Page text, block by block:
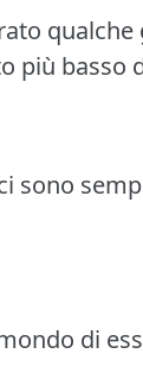
qualche
più basso
sono
di